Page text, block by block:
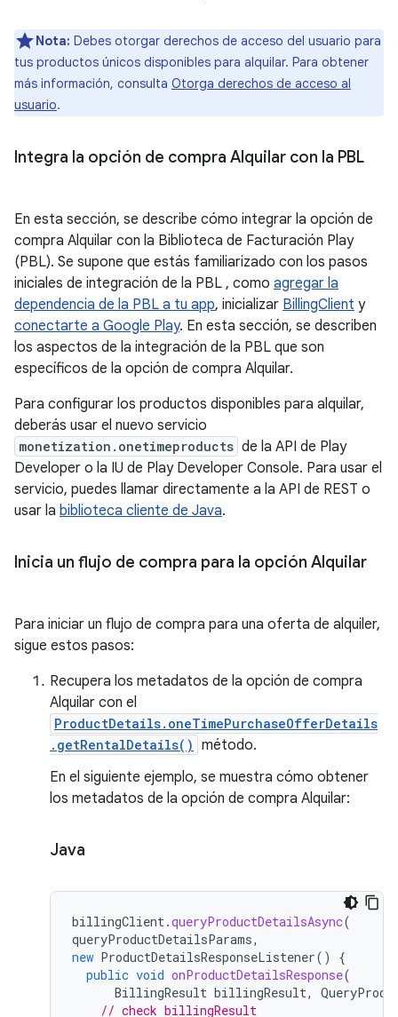
Nota: Debes otorgar derechos de acceso del usuario para
tus productos únicos disponibles para alquilar. Para obtener
más información, consulta Otorga derechos de acceso al
usuario.
Integra la opción de compra Alquilar con la PBL
En esta sección, se describe cómo integrar la opción de
compra Alquilar con la Biblioteca de Facturación Play
(PBL). Se supone que estás familiarizado con los pasos
iniciales de integración de la PBL , como agregar la
dependencia de la PBL a tu app, inicializar BillingClient y
conectarte a Google Play. En esta sección, se describen
los aspectos de la integración de la PBL que son
específicos de la opción de compra Alquilar.
Para configurar los productos disponibles para alquilar,
deberás usar el nuevo servicio
monetization.onetimeproducts de la API de Play
Developer o la IU de Play Developer Console. Para usar el
servicio, puedes llamar directamente a la API de REST o
usar la biblioteca cliente de Java.
Inicia un flujo de compra para la opción Alquilar
Para iniciar un flujo de compra para una oferta de alquiler,
sigue estos pasos:
Recupera los metadatos de la opción de compra
Alquilar con el
ProductDetails.oneTimePurchaseOfferDetails
.getRentalDetails() método.
En el siguiente ejemplo, se muestra cómo obtener
los metadatos de la opción de compra Alquilar:
Java
billingClient.queryProductDetailsAsync(
queryProductDetailsParams,
new ProductDetailsResponseListener()
{
public void onProductDetailsResponse(
BillingResult billingResult,
// check billingResult